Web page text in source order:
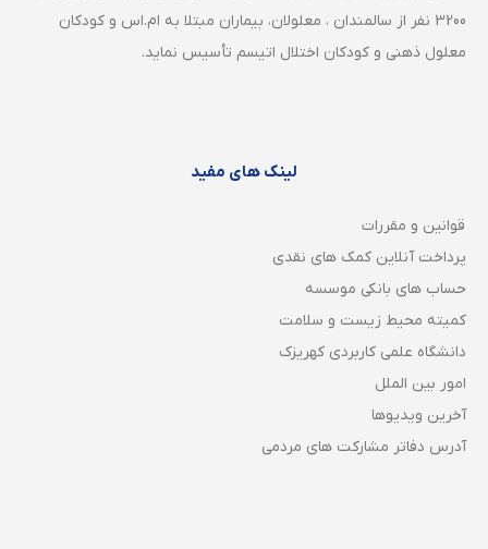
3200 نفر از سالمندان ، معلولان، بیماران مبتلا به ام.اس و کودکان
معلول ذهنی و کودکان اختلال اتیسم تأسیس نماید.
لینک های مفید
قوانین و مقررات
پرداخت آنلاین کمک های نقدی
حساب های بانکی موسسه
کمیته محیط زیست و سلامت
دانشگاه علمی کاربردی کهریزک
امور بین الملل
آخرین ویدیوها
آدرس دفاتر مشارکت های مردمی